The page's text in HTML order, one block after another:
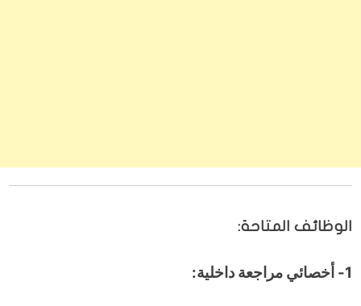
الوظائف المتاحة:
1- أخصائي مراجعة داخلية: